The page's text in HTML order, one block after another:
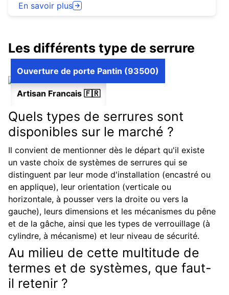
En savoir plus
Les différents type de serrure
Artisan Francais 🇫🇷
Ouverture de porte Pantin (93500)
Quels types de serrures sont
disponibles sur le marché ?
Il convient de mentionner dès le départ qu'il existe
un vaste choix de systèmes de serrures qui se
distinguent par leur mode d'installation (encastré ou
en applique), leur orientation (verticale ou
horizontale, à pousser vers la droite ou vers la
gauche), leurs dimensions et les mécanismes du pêne
et de la gâche, ainsi que les types de verrouillage (à
cylindre, à mécanisme) et leur niveau de sécurité.
Au milieu de cette multitude de
termes et de systèmes, que faut-
il retenir ?